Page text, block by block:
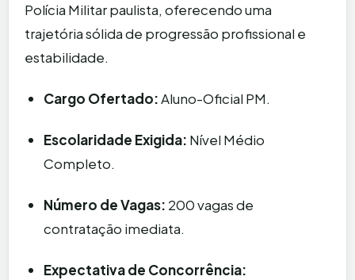
Polícia Militar paulista, oferecendo uma
trajetória sólida de progressão profissional e
estabilidade.
Cargo Ofertado:Aluno-Oficial PM.
Escolaridade Exigida: Nível Médio
Completo.
Número de Vagas: 200 vagas de
contratação imediata.
Expectativa de Concorrência: